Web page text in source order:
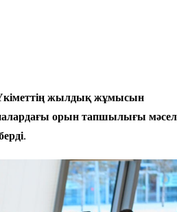
жылдық жұмысын
орын тапшылығы